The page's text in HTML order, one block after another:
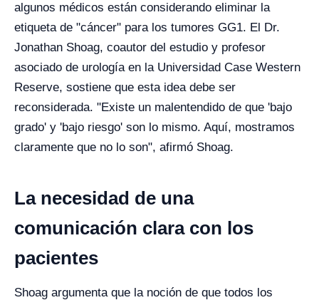
algunos médicos están considerando eliminar la
etiqueta de "cáncer" para los tumores GG1. El Dr.
Jonathan Shoag, coautor del estudio y profesor
asociado de urología en la Universidad Case Western
Reserve, sostiene que esta idea debe ser
reconsiderada. "Existe un malentendido de que 'bajo
grado' y 'bajo riesgo' son lo mismo. Aquí, mostramos
claramente que no lo son", afirmó Shoag.
La necesidad de una
comunicación clara con los
pacientes
Shoag argumenta que la noción de que todos los